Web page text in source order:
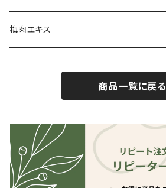
梅肉エキス
商品一覧に戻る